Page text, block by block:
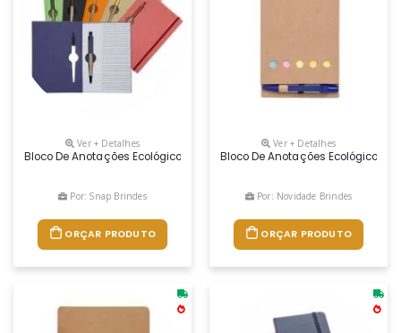
Ver + Detalhes
Bloco De Anotações Ecológico Com Capa E Miolo Vazados, Utilizados
Por: Snap Brindes
ORÇAR PRODUTO
Ver + Detalhes
Bloco De Anotações Ecológico
Por: Novidade Brindes
ORÇAR PRODUTO